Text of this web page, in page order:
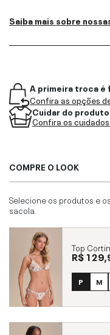
Saiba mais sobre
A primeira troca é
Confira as opções
Cuidar do
Confira os
COMPRE O LOOK
Selecione os produtos e
sacola.
Top
R$
P M